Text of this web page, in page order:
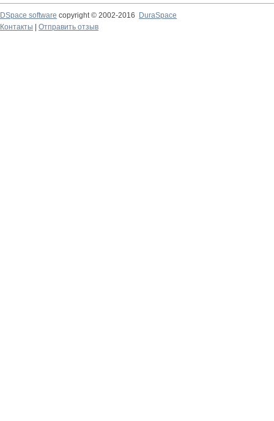
DSpace software copyright © 2002-2016
DuraSpace
Контакты
Отправить отзыв